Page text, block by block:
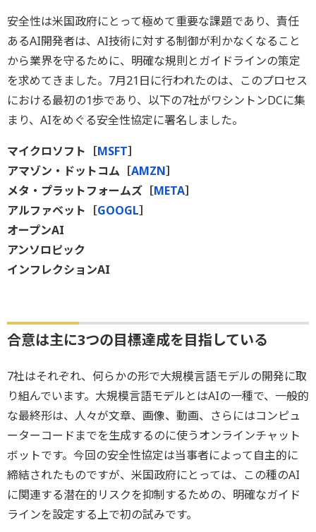
安全性は米国政府にとって極めて重要な課題であり、責任
あるAI開発者は、AI技術に対する制御が利かなくなること
から業界を守るために、明確な規則とガイドラインの策定
を求めてきました。7月21日に行われたのは、このプロセス
における最初の1歩であり、以下の7社がワシントンDCに集
まり、AIをめぐる安全性協定に署名しました。
マイクロソフト［MSFT］
アマゾン・ドットコム［AMZN］
メタ・プラットフォームズ［META］
アルファベット［GOOGL］
オープンAI
アンソロピック
インフレクションAI
合意は主に3つの目標達成を目指している
7社はそれぞれ、何らかの形で大規模言語モデルの開発に取
り組んでいます。大規模言語モデルとはAIの一種で、一般的
な最終形は、人々が文章、画像、動画、さらにはコンピュ
ーターコードまでを生成するのに使うオンラインチャット
ボットです。今回の安全性協定は当事者によって自主的に
締結されたものですが、米国政府にとっては、この種のAI
に関連する潜在的リスクを抑制するための、明確なガイド
ラインを設定する上で初の試みです。